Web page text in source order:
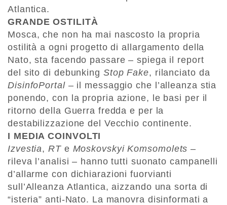
Atlantica.
GRANDE OSTILITÀ
Mosca, che non ha mai nascosto la propria
ostilità a ogni progetto di allargamento della
Nato, sta facendo passare – spiega il report
del sito di debunking Stop Fake, rilanciato da
DisinfoPortal– il messaggio che l’alleanza stia
ponendo, con la propria azione, le basi per il
ritorno della Guerra fredda e per la
destabilizzazione del Vecchio continente.
I MEDIA COINVOLTI
Izvestia,RTe Moskovskyi Komsomolets –
rileva l’analisi – hanno tutti suonato campanelli
d’allarme con dichiarazioni fuorvianti
sull’Alleanza Atlantica, aizzando una sorta di
“isteria” anti-Nato. La manovra disinformati a